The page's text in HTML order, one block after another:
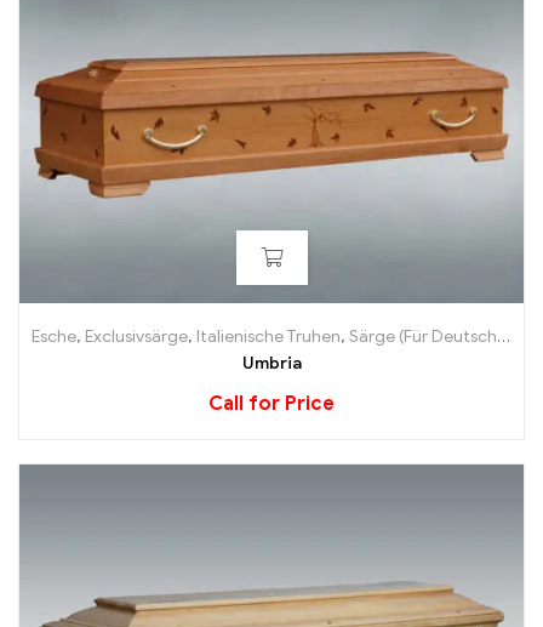
Esche, Exclusivsärge, Italienische Truhen, Särge (Für Deutschland)
Umbria
Call for Price